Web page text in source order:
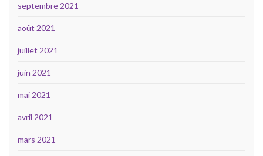
septembre 2021
août 2021
juillet 2021
juin 2021
mai 2021
avril 2021
mars 2021